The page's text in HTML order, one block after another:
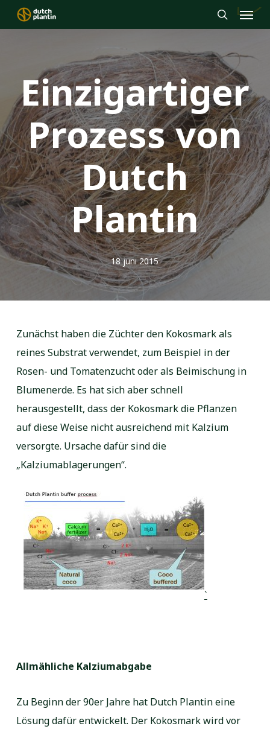
Skip
to
search
Menu
Einzigartiger
Prozess von
Dutch
Plantin
18 juni 2015
Zunächst haben die Züchter den Kokosmark als
reines Substrat verwendet, zum Beispiel in der
Rosen- und Tomatenzucht oder als Beimischung in
Blumenerde. Es hat sich aber schnell
herausgestellt, dass der Kokosmark die Pflanzen
auf diese Weise nicht ausreichend mit Kalzium
versorgte. Ursache dafür sind die
„Kalziumablagerungen“.
`
Allmähliche Kalziumabgabe
Zu Beginn der 90er Jahre hat Dutch Plantin eine
Lösung dafür entwickelt. Der Kokosmark wird vor